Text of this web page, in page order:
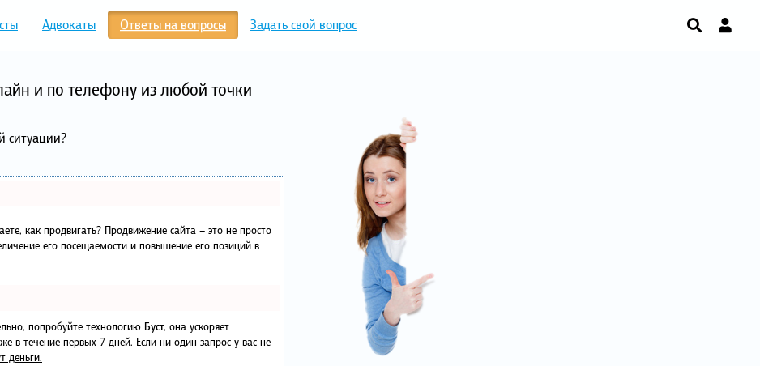
Адвокаты Ответы на вопросы Задать свой вопрос
и по телефону из любой точки
ситуации?
как продвигать? Продвижение сайта – это не просто
его посещаемости и повышение его позиций в
попробуйте технологию Буст, она ускоряет
в течение первых 7 дней. Если ни один запрос у вас не
деньги.